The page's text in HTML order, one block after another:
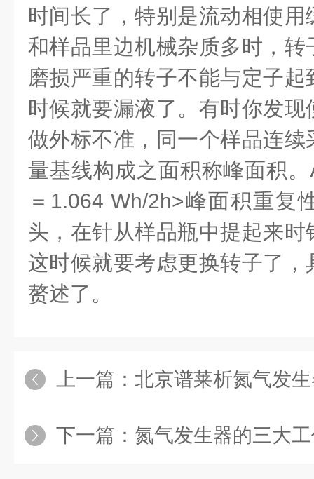
时间长了，特别是流动相使
和样品里边机械杂质多时，
磨损严重的转子不能与定子
时候就要漏液了。有时你发
做外标不准，同一个样品连
量基线构成之面积称峰面积
＝1.064 Wh/2h>峰面积重复
头，在针从样品瓶中提起来
这时候就要考虑更换转子了
赘述了。
上一篇： 北京谱莱析氮气发
下一篇： 氮气发生器的三大